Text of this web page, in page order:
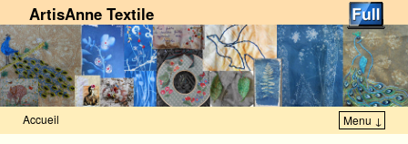
ArtisAnne Textile
Accueil Menu ↓